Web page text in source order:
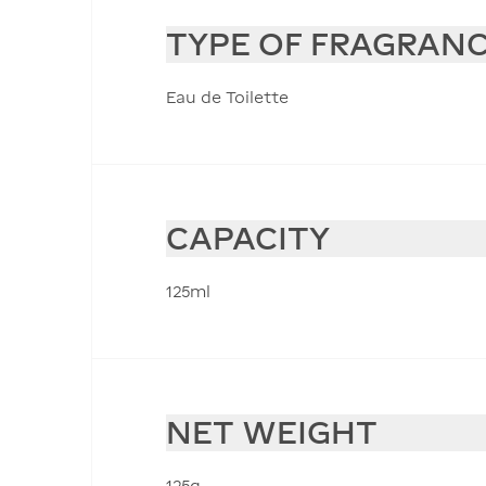
TYPE OF
Eau de Toilette
CAPACITY
125ml
NET WEIGHT